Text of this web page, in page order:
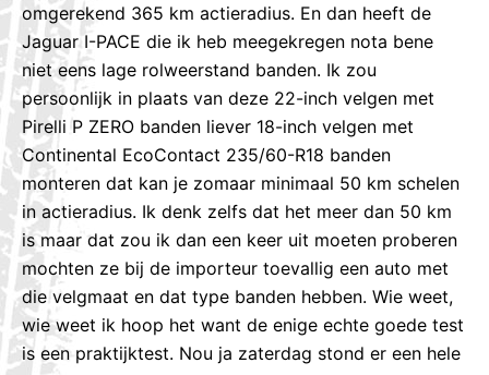
omgerekend 365 km actieradius. En dan heeft de
Jaguar I-PACE die ik heb meegekregen nota bene
niet eens lage rolweerstand banden. Ik zou
persoonlijk in plaats van deze 22-inch velgen met
Pirelli P ZERO banden liever 18-inch velgen met
Continental EcoContact 235/60-R18 banden
monteren dat kan je zomaar minimaal 50 km schelen
in actieradius. Ik denk zelfs dat het meer dan 50 km
is maar dat zou ik dan een keer uit moeten proberen
mochten ze bij de importeur toevallig een auto met
die velgmaat en dat type banden hebben. Wie weet,
wie weet ik hoop het want de enige echte goede test
is een praktijktest. Nou ja zaterdag stond er een hele